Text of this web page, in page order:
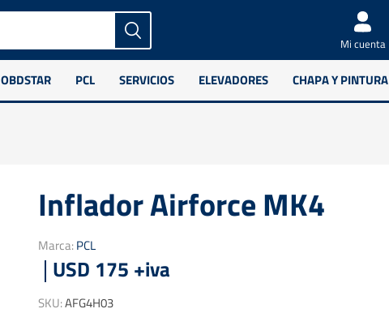
Mi cuenta
OBDSTAR PCL SERVICIOS ELEVADORES CHAPA Y PINTURA
Inflador Airforce MK4
Marca:PCL
USD 175 +iva
SKU:AFG4H03